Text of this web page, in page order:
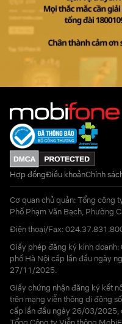
Hợp đồngĐiều khoảnChính
Cơ quan chủ quản: Tổng công
Phố Phạm Văn Bạch, Phường
Điện thoại/Fax:
Giấy phép đăng ký kinh
phố Hà Nội cấp lần đầu ngày
27/11/2025.
Giấy chứng nhận đăng ký kết
trên mạng viễn thông di động
cấp lần đầu ngày 26/03/2025,